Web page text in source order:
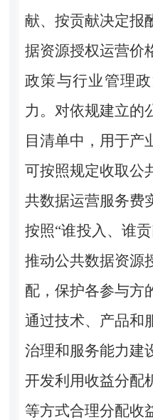
献、按贡献决定报
据资源授权运营价
政策与行业管理
力。对依规建立的
目清单中，用于产
可按照规定收取公
共数据运营服务费
按照“谁投入、谁
推动公共数据资源
配，保护各参与方
通过技术、产品和
治理和服务能力建
开发利用收益分配
等方式合理分配收